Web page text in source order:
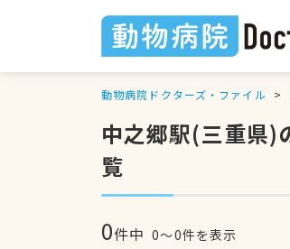
動物病院ドクターズ・ファイル
中之郷駅(三重県)
覧
0件中 0〜0件を表示